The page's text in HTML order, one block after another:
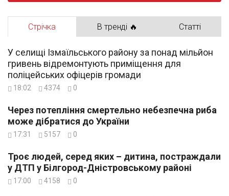
Стрічка В тренді 🔥 Статті
У селищі Ізмаїльського району за понад мільйон
гривень відремонтують приміщення для
поліцейських офіцерів громади
18:02 4374 0
Через потепління смертельно небезпечна риба
може дібратися до України
17:31 5157 0
Троє людей, серед яких – дитина, постраждали
у ДТП у Білгород-Дністровському районі
17:00 4158 0